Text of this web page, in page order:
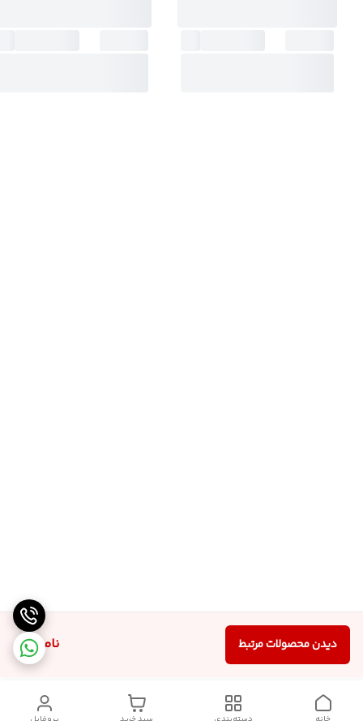
ناموجود دیدن محصولات مرتبط